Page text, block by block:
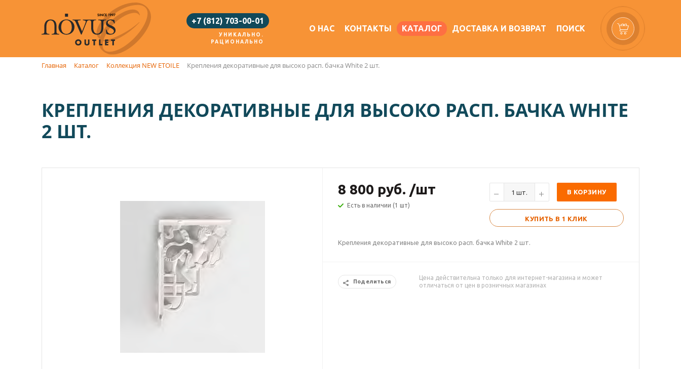
+7 (812) 703-00-01
УНИКАЛЬНО.
РАЦИОНАЛЬНО
О НАС КОНТАКТЫ КАТАЛОГ ДОСТАВКА И ВОЗВРАТ ПОИСК
Главная Каталог Коллекция NEW ETOILE Крепления декоративные для высоко расп. бачка White 2 шт.
КРЕПЛЕНИЯ ДЕКОРАТИВНЫЕ ДЛЯ ВЫСОКО РАСП. БАЧКА WHITE
2 ШТ.
8 800 руб. /шт
Есть в наличии (1 шт)
В КОРЗИНУ
КУПИТЬ В 1 КЛИК
Крепления декоративные для высоко расп. бачка White 2 шт.
Поделиться
Цена действительна только для интернет-магазина и может
отличаться от цен в розничных магазинах